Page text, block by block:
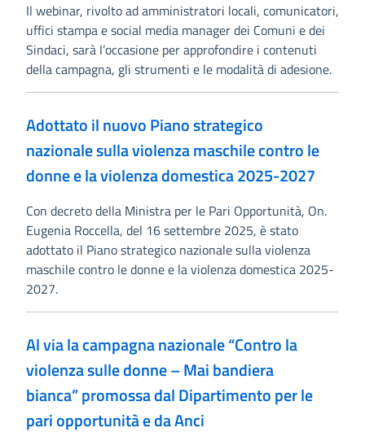
Il webinar, rivolto ad amministratori locali, comunicatori,
uffici stampa e social media manager dei Comuni e dei
Sindaci, sarà l’occasione per approfondire i contenuti
della campagna, gli strumenti e le modalità di adesione.
Adottato il nuovo Piano strategico
nazionale sulla violenza maschile contro le
donne e la violenza domestica 2025-2027
Con decreto della Ministra per le Pari Opportunità, On.
Eugenia Roccella, del 16 settembre 2025, è stato
adottato il Piano strategico nazionale sulla violenza
maschile contro le donne e la violenza domestica 2025-
2027.
Al via la campagna nazionale “Contro la
violenza sulle donne – Mai bandiera
bianca” promossa dal Dipartimento per le
pari opportunità e da Anci